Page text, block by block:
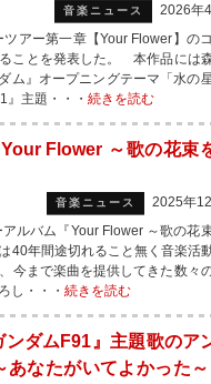
音楽ニュース
2026年
アー第一章【Your Flower】の
ことを発表した。 本作品には
ム』オープニングテーマ「水の
主題・・・ 続きを読む
Flower ～歌の花束
音楽ニュース
2025年
ルバム『Your Flower ～歌の花束
年間途切れること無く音楽活
今まで楽曲を提供してきた数々
し・・・ 続きを読む
ダムF91』主題歌のア
なたがいてよかった